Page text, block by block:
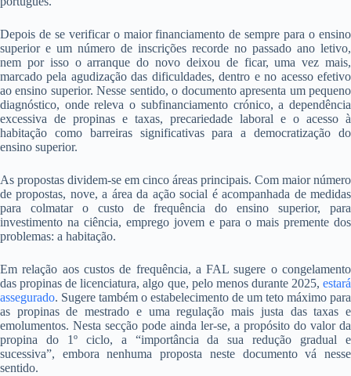
Depois de se verificar o maior financiamento de sempre para o ensino
superior e um número de inscrições recorde no passado ano letivo,
nem por isso o arranque do novo deixou de ficar, uma vez mais,
marcado pela agudização das dificuldades, dentro e no acesso efetivo
ao ensino superior. Nesse sentido, o documento apresenta um pequeno
diagnóstico, onde releva o subfinanciamento crónico, a dependência
excessiva de propinas e taxas, precariedade laboral e o acesso à
habitação como barreiras significativas para a democratização do
ensino superior.
As propostas dividem-se em cinco áreas principais. Com maior número
de propostas, nove, a área da ação social é acompanhada de medidas
para colmatar o custo de frequência do ensino superior, para
investimento na ciência, emprego jovem e para o mais premente dos
problemas: a habitação.
Em relação aos custos de frequência, a FAL sugere o congelamento
das propinas de licenciatura, algo que, pelo menos durante 2025, estará
assegurado. Sugere também o estabelecimento de um teto máximo para
as propinas de mestrado e uma regulação mais justa das taxas e
emolumentos. Nesta secção pode ainda ler-se, a propósito do valor da
propina do 1º ciclo, a “importância da sua redução gradual e
sucessiva”, embora nenhuma proposta neste documento vá nesse
sentido.